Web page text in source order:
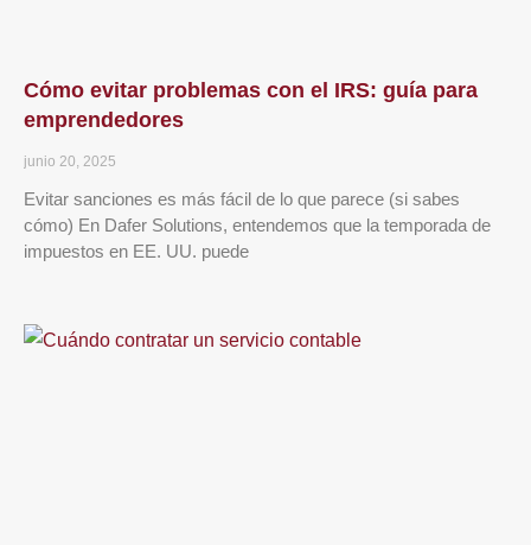
Cómo evitar problemas con el IRS: guía para
emprendedores
junio 20, 2025
Evitar sanciones es más fácil de lo que parece (si sabes
cómo) En Dafer Solutions, entendemos que la temporada de
impuestos en EE. UU. puede